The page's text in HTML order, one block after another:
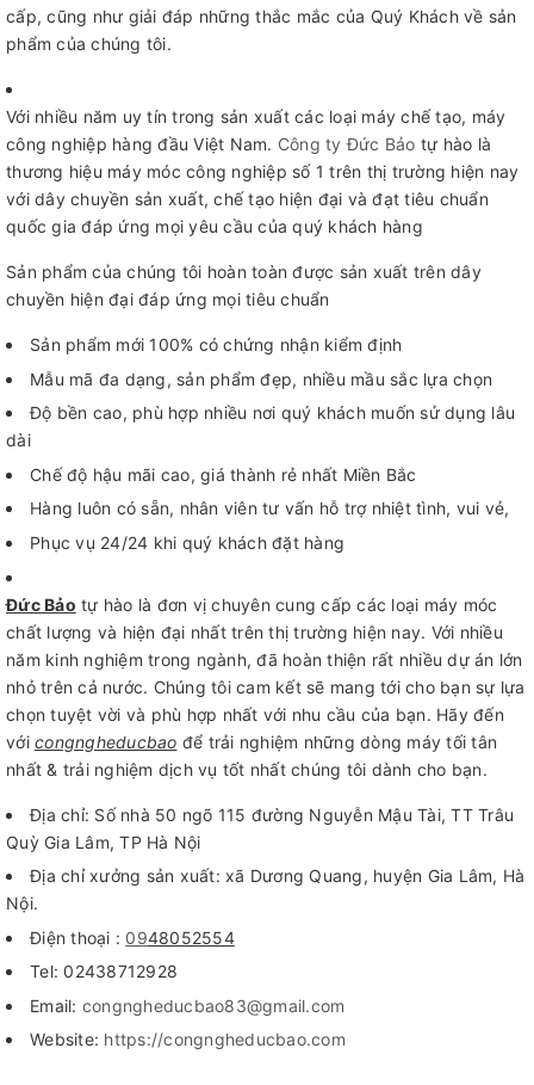
cấp, cũng như giải đáp những thắc mắc của Quý Khách về sản
phẩm của chúng tôi.
Với nhiều năm uy tín trong sản xuất các loại máy chế tạo, máy
công nghiệp hàng đầu Việt Nam. Công ty Đức Bảo tự hào là
thương hiệu máy móc công nghiệp số 1 trên thị trường hiện nay
với dây chuyền sản xuất, chế tạo hiện đại và đạt tiêu chuẩn
quốc gia đáp ứng mọi yêu cầu của quý khách hàng
Sản phẩm của chúng tôi hoàn toàn được sản xuất trên dây
chuyền hiện đại đáp ứng mọi tiêu chuẩn
Sản phẩm mới 100% có chứng nhận kiểm định
Mẫu mã đa dạng, sản phẩm đẹp, nhiều mầu sắc lựa chọn
Độ bền cao, phù hợp nhiều nơi quý khách muốn sử dụng lâu
dài
Chế độ hậu mãi cao, giá thành rẻ nhất Miền Bắc
Hàng luôn có sẵn, nhân viên tư vấn hỗ trợ nhiệt tình, vui vẻ,
Phục vụ 24/24 khi quý khách đặt hàng
Đức Bảo tự hào là đơn vị chuyên cung cấp các loại máy móc
chất lượng và hiện đại nhất trên thị trường hiện nay. Với nhiều
năm kinh nghiệm trong ngành, đã hoàn thiện rất nhiều dự án lớn
nhỏ trên cả nước. Chúng tôi cam kết sẽ mang tới cho bạn sự lựa
chọn tuyệt vời và phù hợp nhất với nhu cầu của bạn. Hãy đến
với congngheducbao để trải nghiệm những dòng máy tối tân
nhất & trải nghiệm dịch vụ tốt nhất chúng tôi dành cho bạn.
Địa chỉ: Số nhà 50 ngõ 115 đường Nguyễn Mậu Tài, TT Trâu
Quỳ Gia Lâm, TP Hà Nội
Địa chỉ xưởng sản xuất: xã Dương Quang, huyện Gia Lâm, Hà
Nội.
Điện thoại : 0948052554
Tel: 02438712928
Email: congngheducbao83@gmail.com
Website: https://congngheducbao.com